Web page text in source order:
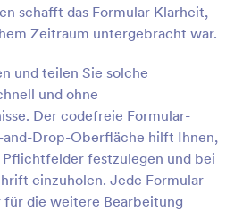
schafft das Formular Klarheit,
Zeitraum untergebracht war.
und teilen Sie solche
und ohne
Der codefreie Formular-
Drop-Oberfläche hilft Ihnen,
Pflichtfelder festzulegen und bei
einzuholen. Jede Formular-
die weitere BearbeitungNachweisformular Für Kinderbetreuung Beschäftigung